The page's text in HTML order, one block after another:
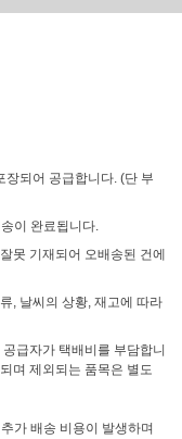
장되어 공급합니다. (단 부
이 완료됩니다.
못 기재되어 오배송된 건에
, 날씨의 상황, 재고에 따라
급자가 택배비를 부담합니
며 제외되는 품목은 별도
가 배송 비용이 발생하며